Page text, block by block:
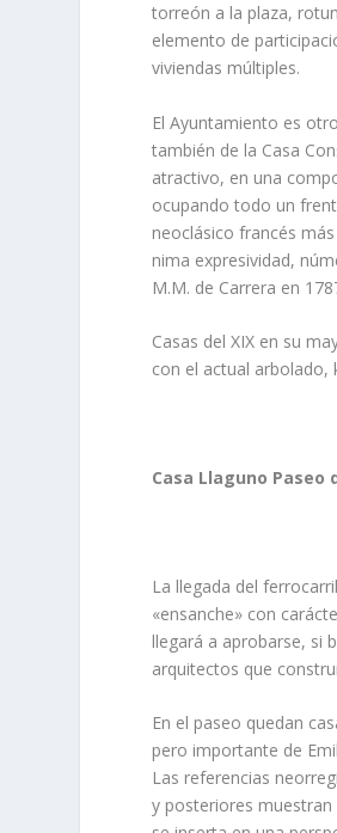
torreón a la plaza,
elemento de
viviendas múltiples.
El Ayuntamiento es
también de la Casa
atractivo, en una
ocupando todo un
neoclásico francés
nima expresividad,
M.M. de Carrera en
Casas del XIX en su
con el actual arbolado,
Casa Llaguno Paseo
La llegada del
«ensanche» con
llegará a aprobarse, si
arquitectos que
En el paseo quedan
pero importante de
Las referencias
y posteriores